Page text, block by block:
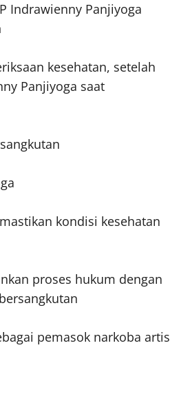
Indrawienny Panjiyoga
kesehatan, setelah
Panjiyoga saat
kondisi kesehatan
proses hukum dengan
pemasok narkoba artis